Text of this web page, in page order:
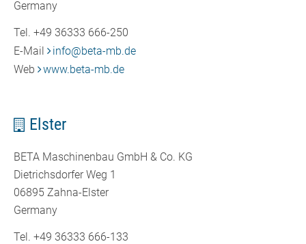
Germany
Tel. +49 36333 666-250
E-Mail
info@beta-mb.de
Web
www.beta-mb.de
Elster
BETA Maschinenbau GmbH & Co. KG
Dietrichsdorfer Weg 1
06895 Zahna-Elster
Germany
Tel. +49 36333 666-133